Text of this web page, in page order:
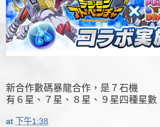
新合作數碼暴龍合作，是７石機
有６星、７星、８星、９星四種星數
at 下午1:38